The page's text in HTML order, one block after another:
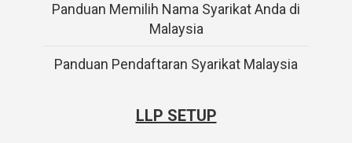
Panduan Memilih Nama Syarikat Anda di
Malaysia
Panduan Pendaftaran Syarikat Malaysia
LLP SETUP